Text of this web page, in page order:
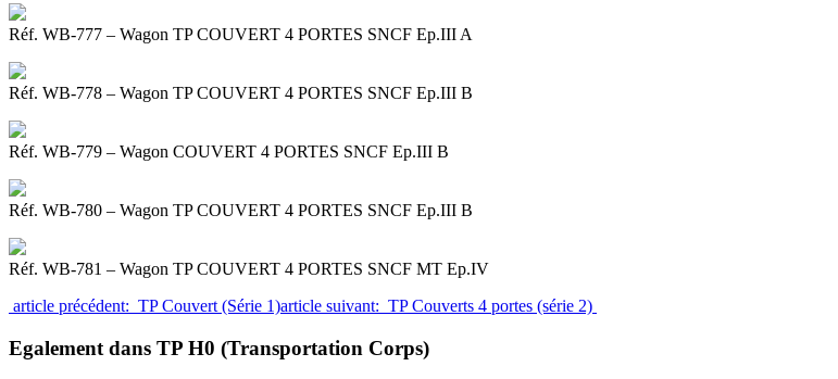
Réf. WB-777 – Wagon TP COUVERT 4 PORTES SNCF Ep.III A
Réf. WB-778 – Wagon TP COUVERT 4 PORTES SNCF Ep.III B
Réf. WB-779 – Wagon COUVERT 4 PORTES SNCF Ep.III B
Réf. WB-780 – Wagon TP COUVERT 4 PORTES SNCF Ep.III B
Réf. WB-781 – Wagon TP COUVERT 4 PORTES SNCF MT Ep.IV
article précédent: TP Couvert (Série 1)article suivant: TP Couverts 4 portes (série 2)
Egalement dans TP H0 (Transportation Corps)